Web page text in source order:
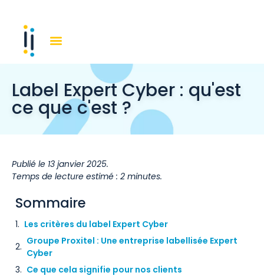
Label Expert Cyber : qu'est
ce que c'est ?
Publié le 13 janvier 2025.
Temps de lecture estimé : 2 minutes.
Sommaire
Les critères du label Expert Cyber
Groupe Proxitel : Une entreprise labellisée Expert
Cyber
Ce que cela signifie pour nos clients